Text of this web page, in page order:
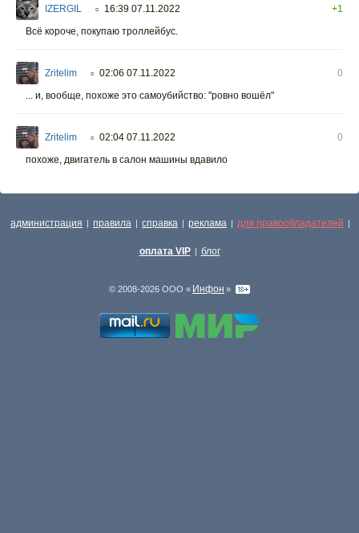
IZERGIL ○ 16:39 07.11.2022
+1
Всё короче, покупаю троллейбус.
Zritelim ○ 02:06 07.11.2022
0
... и, вообще, похоже это самоубийство: "ровно вошёл"
Zritelim ○ 02:04 07.11.2022
0
похоже, двигатель в салон машины вдавило
администрация | правила | справка | реклама | для правообладателей |
оплата VIP | блог
© 2008-2026 ООО « Инфон »